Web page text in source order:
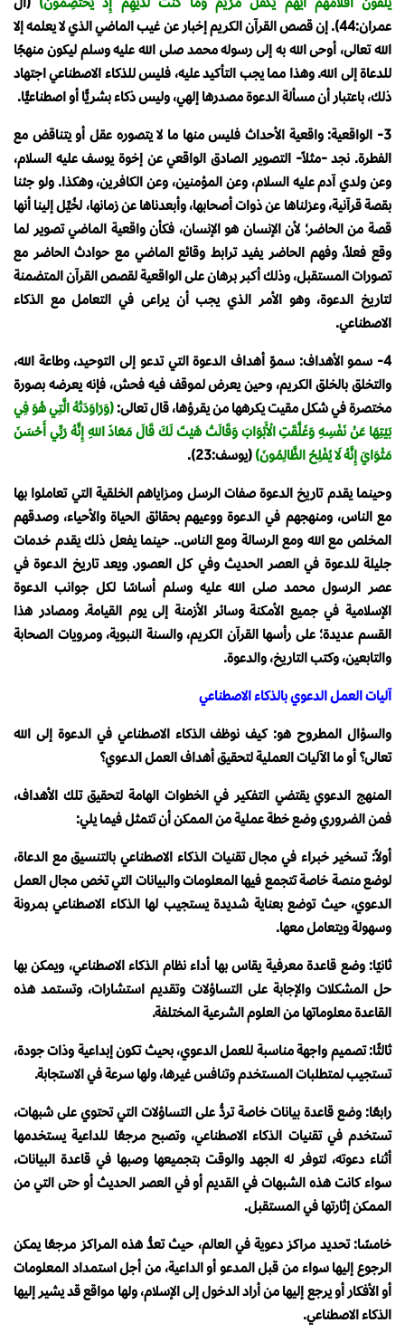
عمران:44). إن قصص القرآن الكريم إخبار عن غيب الماضي الذي لا يعلمه إلا
الله تعالى، أوحى الله به إلى رسوله محمد صلى الله عليه وسلم ليكون منهجًا
للدعاة إلى الله. وهذا مما يجب التأكيد عليه، فليس للذكاء الاصطناعي اجتهاد
ذلك، باعتبار أن مسألة الدعوة مصدرها إلهي، وليس ذكاء بشريًّا أو اصطناعيًّا.
3- الواقعية: واقعية الأحداث فليس منها ما لا يتصوره عقل أو يتناقض مع
الفطرة. نجد -مثلاً- التصوير الصادق الواقعي عن إخوة يوسف عليه السلام،
وعن ولدي آدم عليه السلام، وعن المؤمنين، وعن الكافرين، وهكذا. ولو جئنا
بقصة قرآنية، وعزلناها عن ذوات أصحابها، وأبعدناها عن زمانها، لخُيِّل إلينا أنها
قصة من الحاضر؛ لأن الإنسان هو الإنسان، فكأن واقعية الماضي تصوير لما
وقع فعلاً، وفهم الحاضر يفيد ترابط وقائع الماضي مع حوادث الحاضر مع
تصورات المستقبل، وذلك أكبر برهان على الواقعية لقصص القرآن المتضمنة
لتاريخ الدعوة، وهو الأمر الذي يجب أن يراعى في التعامل مع الذكاء
الاصطناعي.
4- سمو الأهداف: سموّ أهداف الدعوة التي تدعو إلى التوحيد، وطاعة الله،
والتخلق بالخلق الكريم، وحين يعرض لموقف فيه فحش، فإنه يعرضه بصورة
مختصرة في شكل مقيت يكرهها من يقرؤها، قال تعالى: (وَرَاوَدَتْهُ الَّتِي هُوَ فِي
بَيْتِهَا عَنْ نَفْسِهِ وَغَلَّقَتِ الْأَبْوَابَ وَقَالَتْ هَيْتَ لَكَ قَالَ مَعَاذَ اللهِ إِنَّهُ رَبِّي أَحْسَنَ
مَثْوَايَ إِنَّهُ لَا يُفْلِحُ الظَّالِمُونَ) (يوسف:23).
وحينما يقدم تاريخ الدعوة صفات الرسل ومزاياهم الخلقية التي تعاملوا بها
مع الناس، ومنهجهم في الدعوة ووعيهم بحقائق الحياة والأحياء، وصدقهم
المخلص مع الله ومع الرسالة ومع الناس.. حينما يفعل ذلك يقدم خدمات
جليلة للدعوة في العصر الحديث وفي كل العصور. ويعد تاريخ الدعوة في
عصر الرسول محمد صلى الله عليه وسلم أساسًا لكل جوانب الدعوة
الإسلامية في جميع الأمكنة وسائر الأزمنة إلى يوم القيامة. ومصادر هذا
القسم عديدة؛ على رأسها القرآن الكريم، والسنة النبوية، ومرويات الصحابة
والتابعين، وكتب التاريخ، والدعوة.
آليات العمل الدعوي بالذكاء الاصطناعي
والسؤال المطروح هو: كيف نوظف الذكاء الاصطناعي في الدعوة إلى الله
تعالى؟ أو ما الآليات العملية لتحقيق أهداف العمل الدعوي؟
المنهج الدعوي يقتضي التفكير في الخطوات الهامة لتحقيق تلك الأهداف،
فمن الضروري وضع خطة عملية من الممكن أن تتمثل فيما يلي:
أولاً: تسخير خبراء في مجال تقنيات الذكاء الاصطناعي بالتنسيق مع الدعاة،
لوضع منصة خاصة تتجمع فيها المعلومات والبيانات التي تخص مجال العمل
الدعوي، حيث توضع بعناية شديدة يستجيب لها الذكاء الاصطناعي بمرونة
وسهولة ويتعامل معها.
ثانيًا: وضع قاعدة معرفية يقاس بها أداء نظام الذكاء الاصطناعي، ويمكن بها
حل المشكلات والإجابة على التساؤلات وتقديم استشارات، وتستمد هذه
القاعدة معلوماتها من العلوم الشرعية المختلفة.
ثالثًا: تصميم واجهة مناسبة للعمل الدعوي، بحيث تكون إبداعية وذات جودة،
تستجيب لمتطلبات المستخدم وتنافس غيرها، ولها سرعة في الاستجابة.
رابعًا: وضع قاعدة بيانات خاصة تردُّ على التساؤلات التي تحتوي على شبهات،
تستخدم في تقنيات الذكاء الاصطناعي، وتصبح مرجعًا للداعية يستخدمها
أثناء دعوته، لتوفر له الجهد والوقت بتجميعها وصبها في قاعدة البيانات،
سواء كانت هذه الشبهات في القديم أو في العصر الحديث أو حتى التي من
الممكن إثارتها في المستقبل.
خامسًا: تحديد مراكز دعوية في العالم، حيث تعدُّ هذه المراكز مرجعًا يمكن
الرجوع إليها سواء من قبل المدعو أو الداعية، من أجل استمداد المعلومات
أو الأفكار أو يرجع إليها من أراد الدخول إلى الإسلام، ولها مواقع قد يشير إليها
الذكاء الاصطناعي.